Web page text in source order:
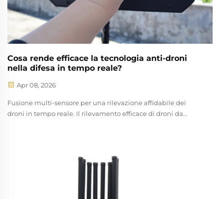
Cosa rende efficace la tecnologia anti-droni
nella difesa in tempo reale?
Apr 08, 2026
Fusione multi-sensore per una rilevazione affidabile dei
droni in tempo reale. Il rilevamento efficace di droni da